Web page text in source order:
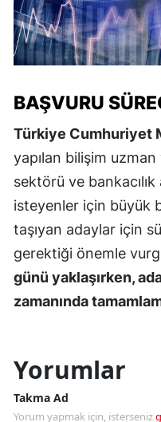
BAŞVURU
Türkiye Cumhuriyet
yapılan bilişim uzman
sektörü ve
isteyenler için büyük
taşıyan adaylar için
gerektiği önemle
günü yaklaşırken,
zamanında
Yorumlar
Takma Ad
Yorum yapmak için, isterseniz